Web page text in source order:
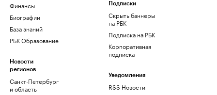
Финансы
Биографии
База знаний
РБК Образование
Новости
регионов
Санкт-Петербург
и область
Подписки
Скрыть баннеры
на РБК
Подписка на РБК
Корпоративная
подписка
Уведомления
RSS Новости